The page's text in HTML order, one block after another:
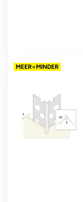
MEER=MINDER